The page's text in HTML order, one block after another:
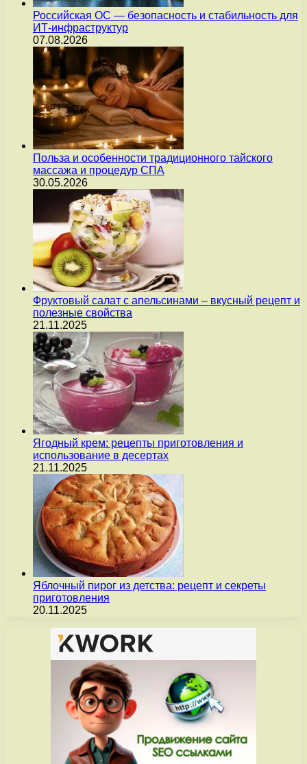
Российская ОС — безопасность и стабильность для
ИТ-инфраструктур
07.08.2026
Польза и особенности традиционного тайского
массажа и процедур СПА
30.05.2026
Фруктовый салат с апельсинами – вкусный рецепт и
полезные свойства
21.11.2025
Ягодный крем: рецепты приготовления и
использование в десертах
21.11.2025
Яблочный пирог из детства: рецепт и секреты
приготовления
20.11.2025